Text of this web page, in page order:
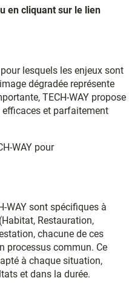
en cliquant sur le lien
lesquels les enjeux sont
dégradée représente
TECH-WAY propose
efficaces et parfaitement
WAY pour
WAY sont spécifiques à
Restauration,
chacune de ces
processus commun. Ce
à chaque situation,
et dans la durée.